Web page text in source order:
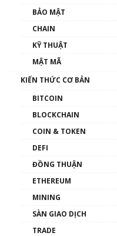
00:43:47
như thể
00:39:31
Phổ cập
thống &
BẢO MẬT
CHAIN
KỸ THUẬT
MẬT MÃ
KIẾN THỨC CƠ BẢN
BITCOIN
BLOCKCHAIN
COIN & TOKEN
DEFI
ĐỒNG THUẬN
ETHEREUM
MINING
SÀN GIAO DỊCH
TRADE